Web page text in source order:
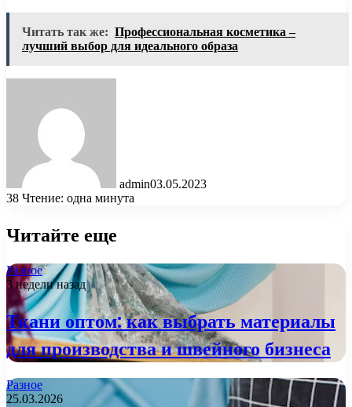
Читать так же: Профессиональная косметика –
лучший выбор для идеального образа
admin03.05.2023
38 Чтение: одна минута
Читайте еще
Разное
3 недели назад
Ткани оптом: как выбрать материалы
для производства и швейного бизнеса
Разное
25.03.2026